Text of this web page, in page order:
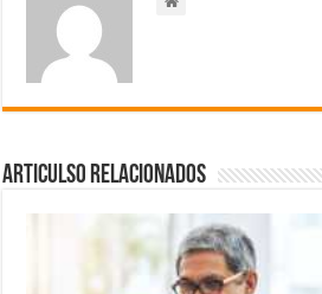
Articulso Relacionados